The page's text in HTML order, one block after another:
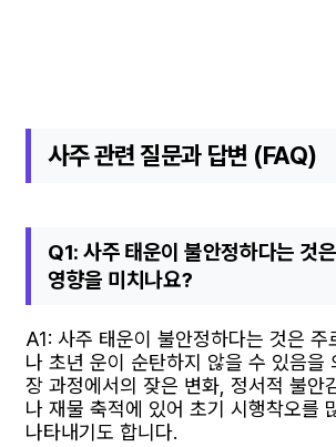
사주 관련 질문과 답변 (FAQ)
Q1: 사주 태운이 불안정하다는 것
영향을 미치나요?
A1: 사주 태운이 불안정하다는 것은
나 초년 운이 순탄하지 않을 수 있음을
장 과정에서의 잦은 변화, 정서적 불안
나 재물 축적에 있어 초기 시행착오를
나타내기도 합니다.